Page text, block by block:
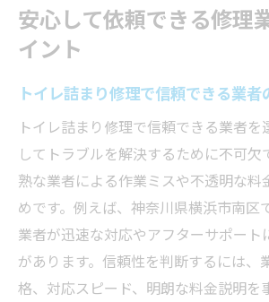
安心して依頼できる修理
イント
トイレ詰まり修理で信頼できる業者
トイレ詰まり修理で信頼できる業者を
してトラブルを解決するために不可欠
熟な業者による作業ミスや不透明な料
めです。例えば、神奈川県横浜市南区
業者が迅速な対応やアフターサポート
があります。信頼性を判断するには、
格、対応スピード、明朗な料金説明を